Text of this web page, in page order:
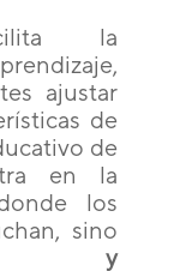
la
ajustar
de
de
en la
los
sino
y